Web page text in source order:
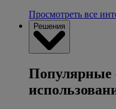
Просмотреть все
Решения
Популярные